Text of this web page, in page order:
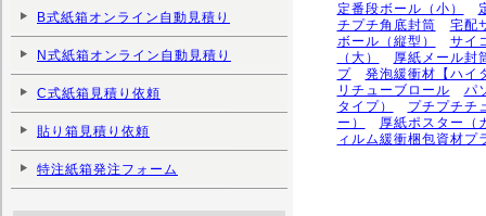
定番段ボール（小）
チプチ角底封筒
宅配
ボール（縦型）
サイ
（大）
厚紙メール封
プ
発泡緩衝材【ハイ
リチューブロール
パ
タイプ）
プチプチチ
ー）
厚紙ポスター（
ィルム緩衝梱包資材プ
B式紙箱オンライン自動見積り
N式紙箱オンライン自動見積り
C式紙箱見積り依頼
貼り箱見積り依頼
特注紙箱発注フォーム